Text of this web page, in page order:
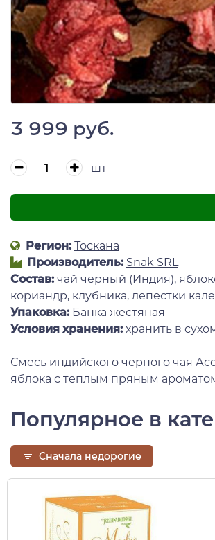
3 999 руб.
шт
Регион: Тоскана
Производитель: Snak SRL
Состав: чай черный (Индия),
кориандр, клубника, лепестки
Упаковка: Банка жестяная
Условия хранения: хранить в
Смесь индийского черного чая
яблока с теплым пряным
Популярное в
Сначала недорогие